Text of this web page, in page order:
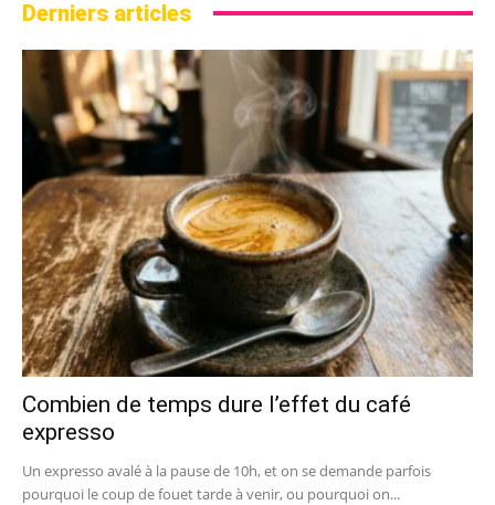
Derniers articles
Combien de temps dure l’effet du café
expresso
Un expresso avalé à la pause de 10h, et on se demande parfois
pourquoi le coup de fouet tarde à venir, ou pourquoi on...